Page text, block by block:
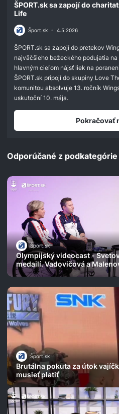
seconds
minutes,
seconds
ŠPORT.sk sa zapojí do
Life
Šport.sk • 4.5.2026
ŠPORT.sk sa zapojí do pretekov
najväčšieho bežeckého podujatia
hlavným cieľom nájsť liek na
ŠPORT.sk pripojí do skupiny Love
komunitou absolvuje 13. ročník
uskutoční 10. mája.
Pokračovať
Odporúčané z
Šport.sk
Olympijský videocast -
medailí. Vadovičová a
na Slovensku
Šport.sk
Brutálna pokuta za útok
musieť platiť